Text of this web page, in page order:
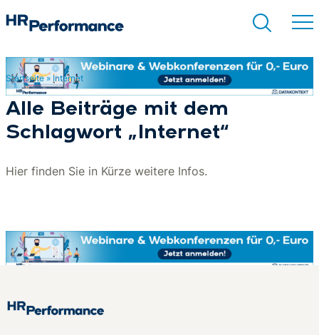
Suchen
Startseite» Internet
Alle Beiträge mit dem
Schlagwort „Internet“
Hier finden Sie in Kürze weitere Infos.